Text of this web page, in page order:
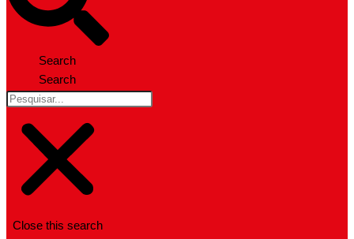
Search
Search
Close this search